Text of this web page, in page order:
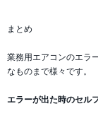
まとめ
業務用エアコンのエラ
なものまで様々です。
エラーが出た時のセル